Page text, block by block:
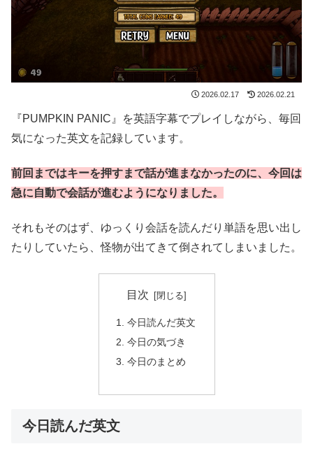
2026.02.17 2026.02.21
『PUMPKIN PANIC』を英語字幕でプレイしながら、毎回
気になった英文を記録しています。
前回まではキーを押すまで話が進まなかったのに、今回は
急に自動で会話が進むようになりました。
それもそのはず、ゆっくり会話を読んだり単語を思い出し
たりしていたら、怪物が出てきて倒されてしまいました。
目次
今日読んだ英文
今日の気づき
今日のまとめ
今日読んだ英文